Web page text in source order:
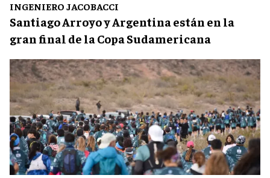
INGENIERO JACOBACCI
Santiago Arroyo y Argentina están en la
gran final de la Copa Sudamericana